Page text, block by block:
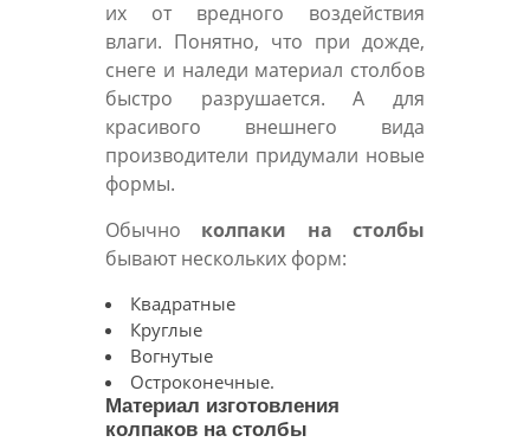
их от вредного воздействия
влаги. Понятно, что при дожде,
снеге и наледи материал столбов
быстро разрушается. А для
красивого внешнего вида
производители придумали новые
формы.
Обычно колпаки на столбы
бывают нескольких форм:
Квадратные
Круглые
Вогнутые
Остроконечные.
Материал изготовления
колпаков на столбы